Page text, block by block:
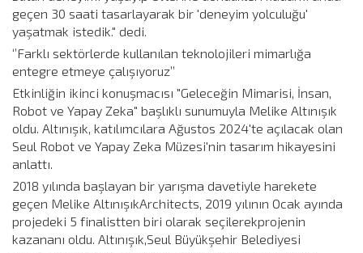
geçen 30 saati tasarlayarak bir 'deneyim yolculuğu'
yaşatmak istedik." dedi.
‘’Farklı sektörlerde kullanılan teknolojileri mimarlığa
entegre etmeye çalışıyoruz’’
Etkinliğin ikinci konuşmacısı "Geleceğin Mimarisi, İnsan,
Robot ve Yapay Zeka" başlıklı sunumuyla Melike Altınışık
oldu. Altınışık, katılımcılara Ağustos 2024'te açılacak olan
Seul Robot ve Yapay Zeka Müzesi'nin tasarım hikayesini
anlattı.
2018 yılında başlayan bir yarışma davetiyle harekete
geçen Melike AltınışıkArchitects, 2019 yılının Ocak ayında
projedeki 5 finalistten biri olarak seçilerekprojenin
kazananı oldu. Altınışık,Seul Büyükşehir Belediyesi